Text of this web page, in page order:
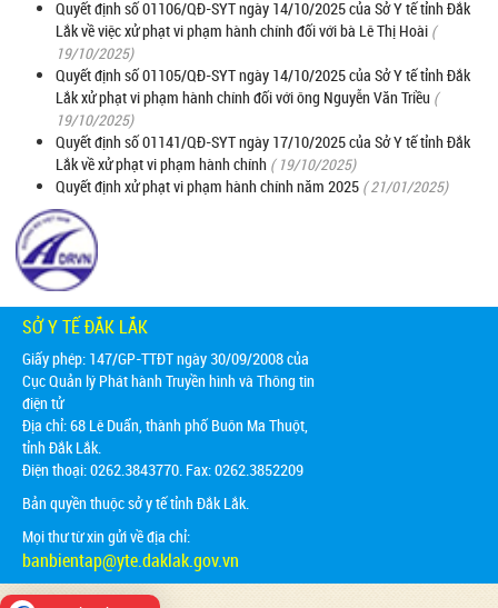
Quyết định số 01106/QĐ-SYT ngày 14/10/2025 của Sở Y tế tỉnh Đắk
Lắk về việc xử phạt vi phạm hành chính đối với bà Lê Thị Hoài (
19/10/2025)
Quyết định số 01105/QĐ-SYT ngày 14/10/2025 của Sở Y tế tỉnh Đắk
Lắk xử phạt vi phạm hành chính đối với ông Nguyễn Văn Triều (
19/10/2025)
Quyết định số 01141/QĐ-SYT ngày 17/10/2025 của Sở Y tế tỉnh Đắk
Lắk về xử phạt vi phạm hành chính ( 19/10/2025)
Quyết định xử phạt vi phạm hành chính năm 2025 ( 21/01/2025)
SỞ Y TẾ ĐẮK LẮK
Giấy phép: 147/GP-TTĐT ngày 30/09/2008 của
Cục Quản lý Phát hành Truyền hình và Thông tin
điện tử
Địa chỉ:68 Lê Duẩn, thành phố Buôn Ma Thuột,
tỉnh Đắk Lắk.
Điện thoại: 0262.3843770. Fax: 0262.3852209
Bản quyền thuộc sở y tế tỉnh Đắk Lắk.
Mọi thư từ xin gửi về địa chỉ:
banbientap@yte.daklak.gov.vn